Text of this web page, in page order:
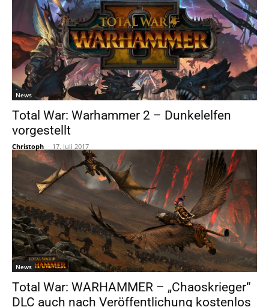
News
Total War: Warhammer 2 – Dunkelelfen
vorgestellt
Christoph - 17. Juli 2017
News
Total War: WARHAMMER – „Chaoskrieger“
DLC auch nach Veröffentlichung kostenlos